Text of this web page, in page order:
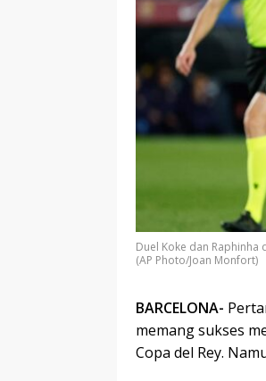
Duel Koke dan
(AP Photo/Joan Monfort)
BARCELONA-
memang sukses
Copa del Rey.